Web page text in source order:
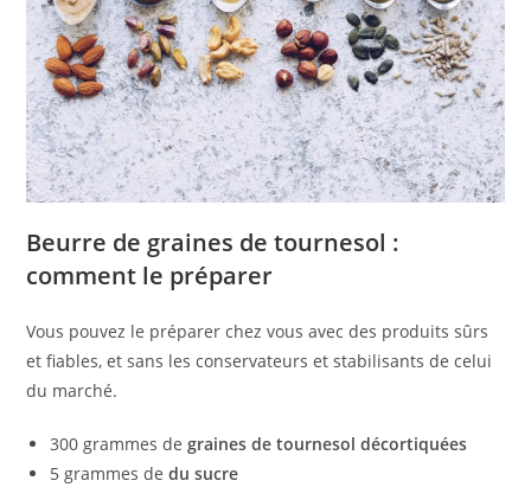
Beurre de graines de tournesol :
comment le préparer
Vous pouvez le préparer chez vous avec des produits sûrs
et fiables, et sans les conservateurs et stabilisants de celui
du marché.
300 grammes degraines de tournesol décortiquées
5 grammes dedu sucre